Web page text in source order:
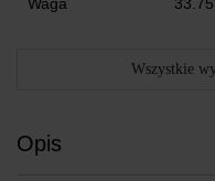
Wszystkie
Opis